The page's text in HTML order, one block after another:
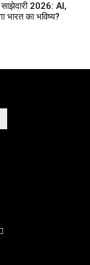
2026: AI,
भारत का भविष्य?